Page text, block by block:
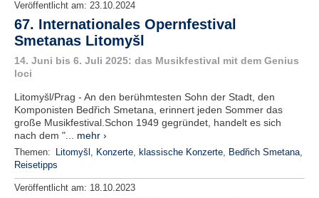
B
U
Veröffentlicht am: 23.10.2024
67. Internationales Opernfestival
Smetanas Litomyšl
14. Juni bis 6. Juli 2025: das Musikfestival mit dem Genius
loci
Litomyšl/Prag - An den berühmtesten Sohn der Stadt, den
Komponisten Bedřich Smetana, erinnert jeden Sommer das
große Musikfestival.Schon 1949 gegründet, handelt es sich
nach dem "... mehr ›
Themen: Litomyšl , Konzerte, klassische Konzerte, Bedřich Smetana,
Reisetipps
Veröffentlicht am: 18.10.2023